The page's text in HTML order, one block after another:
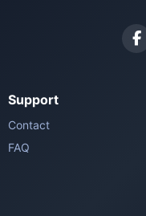
Support
Contact
FAQ